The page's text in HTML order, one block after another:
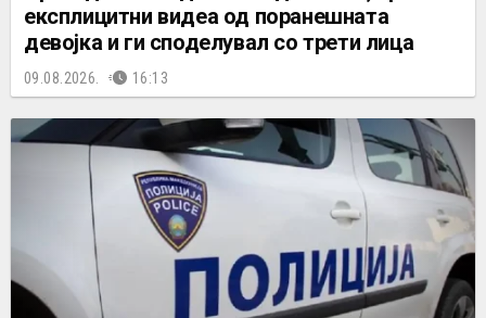
експлицитни видеа од поранешната
девојка и ги споделувал со трети лица
09.08.2026. 16:13